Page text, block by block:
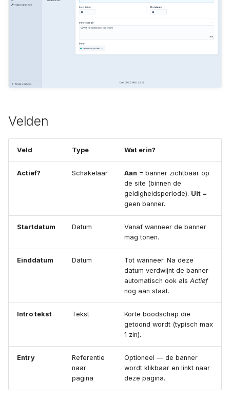
a
e
Archiveren of verwijderen
Concepten en revisies
Velden
Veld Type Wat erin?
Actief? Schakelaar Aan = banner zichtbaar op
de site (binnen de
geldigheidsperiode). Uit =
geen banner.
Startdatum Datum
Vanaf wanneer de banner
mag tonen.
Einddatum Datum
Tot wanneer. Na deze
datum verdwijnt de banner
automatisch ook als Actief
nog aan staat.
Intro tekst Tekst
Korte boodschap die
getoond wordt (typisch max
1 zin).
Entry
Referentie
naar
pagina
Optioneel — de banner
wordt klikbaar en linkt naar
deze pagina.